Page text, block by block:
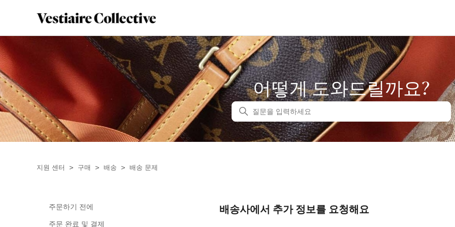
어떻게 도와드릴까요?
검색
지원 센터 구매 배송 배송 문제
주문하기 전에
주문 완료 및 결제
배송사에서 추가 정보를 요청해요